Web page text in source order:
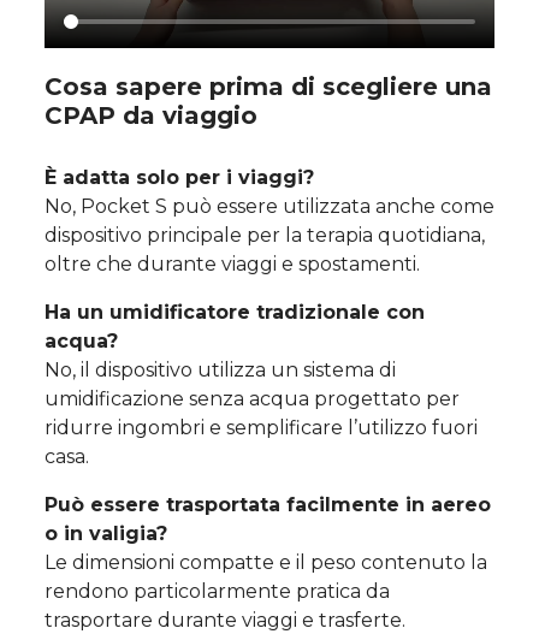
Cosa sapere prima di scegliere una
CPAP da viaggio
È adatta solo per i viaggi?
No, Pocket S può essere utilizzata anche come
dispositivo principale per la terapia quotidiana,
oltre che durante viaggi e spostamenti.
Ha un umidificatore tradizionale con
acqua?
No, il dispositivo utilizza un sistema di
umidificazione senza acqua progettato per
ridurre ingombri e semplificare l’utilizzo fuori
casa.
Può essere trasportata facilmente in aereo
o in valigia?
Le dimensioni compatte e il peso contenuto la
rendono particolarmente pratica da
trasportare durante viaggi e trasferte.